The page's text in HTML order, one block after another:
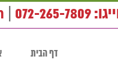
072-265-7809
דף הבית